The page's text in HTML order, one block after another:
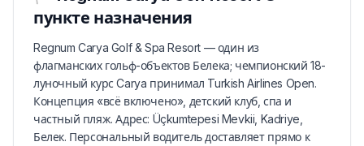
пункте назначения
Regnum Carya Golf & Spa Resort — один из
флагманских гольф-объектов Белека; чемпионский 18-
луночный курс Carya принимал Turkish Airlines Open.
Концепция «всё включено», детский клуб, спа и
частный пляж. Адрес: Üçkumtepesi Mevkii, Kadriye,
Белек. Персональный водитель доставляет прямо к